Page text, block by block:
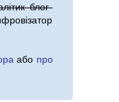
блог-
або про